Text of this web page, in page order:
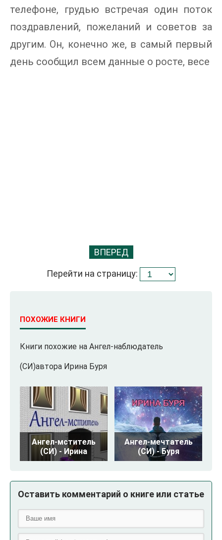
телефоне, грудью встречая один поток
поздравлений, пожеланий и советов за
другим. Он, конечно же, в самый первый
день сообщил всем данные о росте, весе
ВПЕРЕД
Перейти на страницу:
ПОХОЖИЕ КНИГИ
Книги похожие на Ангел-наблюдатель
(СИ)автора Ирина Буря
Ангел-мститель
(СИ) - Ирина
Ангел-мечтатель
(СИ) - Буря
Оставить комментарий о книге или статье